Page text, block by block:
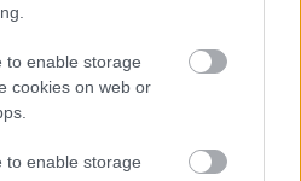
to enable storage
cookies on web or
to enable storage